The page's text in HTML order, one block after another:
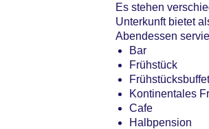
Zimmerservice
Sonnenterrasse
Gesamtanzahl
Gesamtanzahl
Zahlungsarten:
Es stehen
Unterkunft bietet
Abendessen
Bar
Frühstück
Frühstücksbuffet
Kontinentales
Cafe
Halbpension